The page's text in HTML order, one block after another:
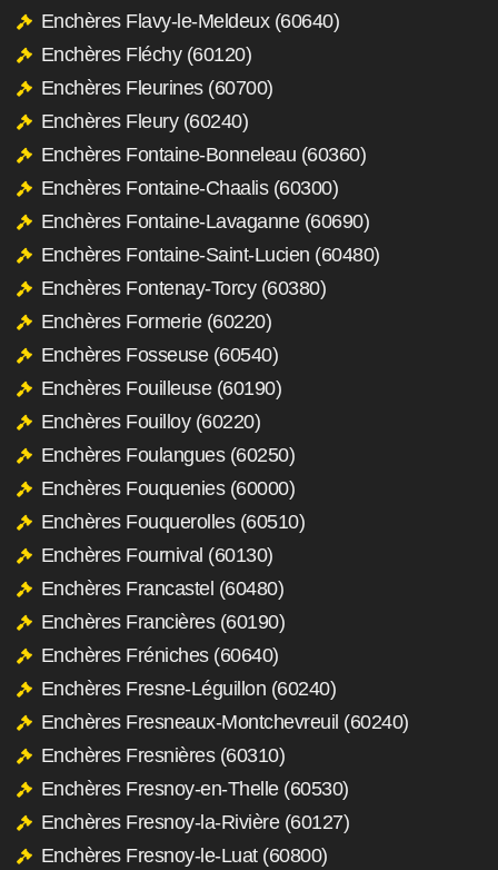
Enchères Flavy-le-Meldeux (60640)
Enchères Fléchy (60120)
Enchères Fleurines (60700)
Enchères Fleury (60240)
Enchères Fontaine-Bonneleau (60360)
Enchères Fontaine-Chaalis (60300)
Enchères Fontaine-Lavaganne (60690)
Enchères Fontaine-Saint-Lucien (60480)
Enchères Fontenay-Torcy (60380)
Enchères Formerie (60220)
Enchères Fosseuse (60540)
Enchères Fouilleuse (60190)
Enchères Fouilloy (60220)
Enchères Foulangues (60250)
Enchères Fouquenies (60000)
Enchères Fouquerolles (60510)
Enchères Fournival (60130)
Enchères Francastel (60480)
Enchères Francières (60190)
Enchères Fréniches (60640)
Enchères Fresne-Léguillon (60240)
Enchères Fresneaux-Montchevreuil (60240)
Enchères Fresnières (60310)
Enchères Fresnoy-en-Thelle (60530)
Enchères Fresnoy-la-Rivière (60127)
Enchères Fresnoy-le-Luat (60800)